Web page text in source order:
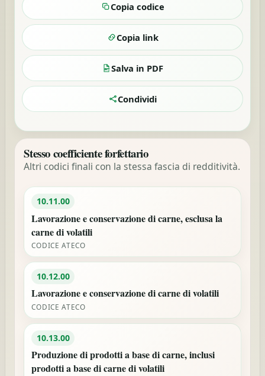
Copia codice
Copia link
Salva in PDF
Condividi
Stesso coefficiente forfettario
Altri codici finali con la stessa fascia di redditività.
10.11.00
Lavorazione e conservazione di carne, esclusa la
carne di volatili
CODICE ATECO
10.12.00
Lavorazione e conservazione di carne di volatili
CODICE ATECO
10.13.00
Produzione di prodotti a base di carne, inclusi
prodotti a base di carne di volatili